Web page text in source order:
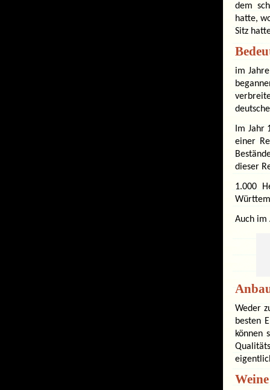
dem
hatte,
Sitz
im
Im Jahr
einer
dieser
1.000
Auch im
Weder
besten
können